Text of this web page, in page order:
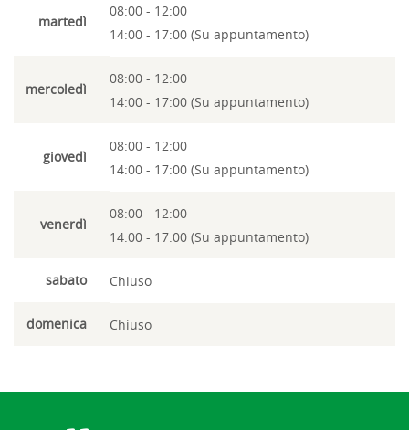
martedì
08:00 - 12:00
14:00 - 17:00 (Su appuntamento)
mercoledì
08:00 - 12:00
14:00 - 17:00 (Su appuntamento)
giovedì
08:00 - 12:00
14:00 - 17:00 (Su appuntamento)
venerdì
08:00 - 12:00
14:00 - 17:00 (Su appuntamento)
sabato Chiuso
domenica Chiuso